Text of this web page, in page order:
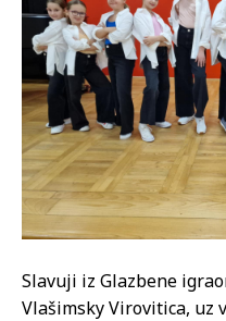
Slavuji iz Glazbene
Vlašimsky Virovitica, uz